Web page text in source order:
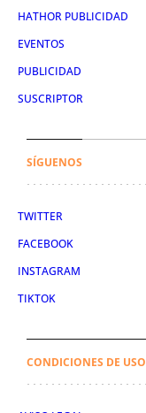
HATHOR PUBLICIDAD
EVENTOS
PUBLICIDAD
SUSCRIPTOR
SÍGUENOS
TWITTER
FACEBOOK
INSTAGRAM
TIKTOK
CONDICIONES DE USO